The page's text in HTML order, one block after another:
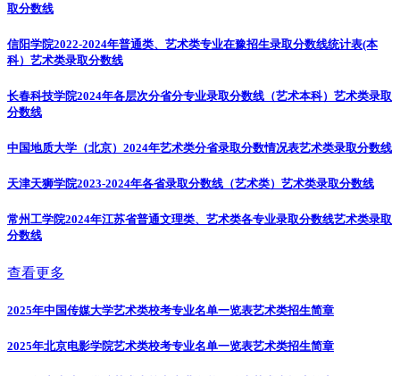
取分数线
信阳学院2022-2024年普通类、艺术类专业在豫招生录取分数线统计表(本
科） 艺术类录取分数线
长春科技学院2024年各层次分省分专业录取分数线（艺术本科） 艺术类录取
分数线
中国地质大学（北京）2024年艺术类分省录取分数情况表艺术类录取分数线
天津天狮学院2023-2024年各省录取分数线（艺术类） 艺术类录取分数线
常州工学院2024年江苏省普通文理类、艺术类各专业录取分数线艺术类录取
分数线
查看更多
2025年中国传媒大学艺术类校考专业名单一览表艺术类招生简章
2025年北京电影学院艺术类校考专业名单一览表艺术类招生简章